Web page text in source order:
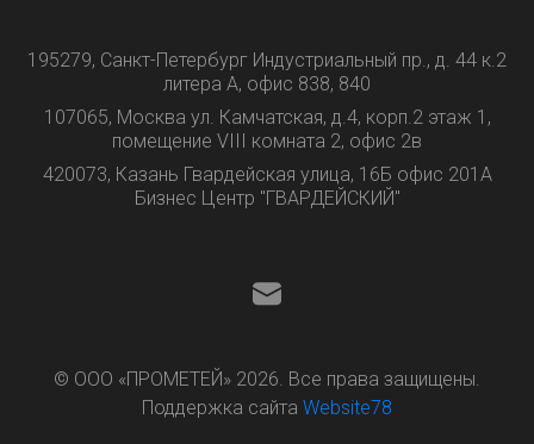
195279, Санкт-Петербург Индустриальный пр., д. 44 к.2
литера А, офис 838, 840
107065, Москва ул. Камчатская, д.4, корп.2 этаж 1,
помещение VIII комната 2, офис 2в
420073, Казань Гвардейская улица, 16Б офис 201А
Бизнес Центр "ГВАРДЕЙСКИЙ"
© ООО «ПРОМЕТЕЙ» 2026. Все права защищены.
Поддержка сайта Website78